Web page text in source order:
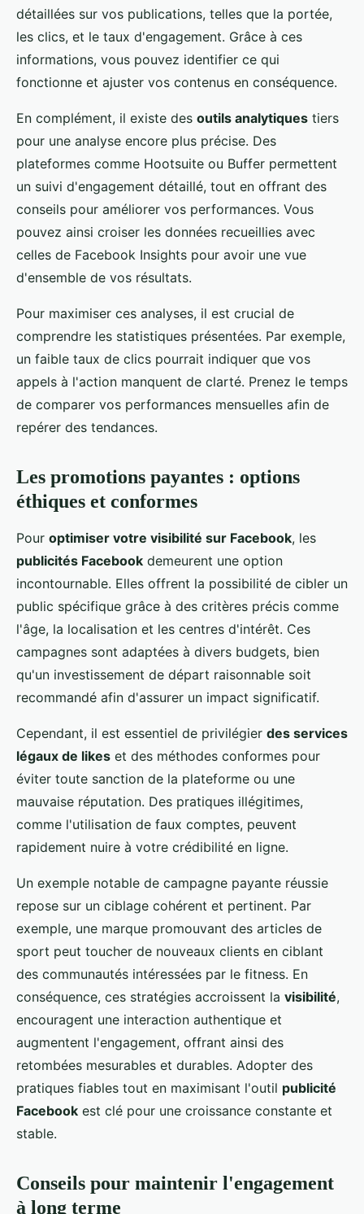
détaillées sur vos publications, telles que la portée,
les clics, et le taux d'engagement. Grâce à ces
informations, vous pouvez identifier ce qui
fonctionne et ajuster vos contenus en conséquence.
En complément, il existe des outils analytiques tiers
pour une analyse encore plus précise. Des
plateformes comme Hootsuite ou Buffer permettent
un suivi d'engagement détaillé, tout en offrant des
conseils pour améliorer vos performances. Vous
pouvez ainsi croiser les données recueillies avec
celles de Facebook Insights pour avoir une vue
d'ensemble de vos résultats.
Pour maximiser ces analyses, il est crucial de
comprendre les statistiques présentées. Par exemple,
un faible taux de clics pourrait indiquer que vos
appels à l'action manquent de clarté. Prenez le temps
de comparer vos performances mensuelles afin de
repérer des tendances.
Les promotions payantes : options
éthiques et conformes
Pour optimiser votre visibilité sur Facebook, les
publicités Facebook demeurent une option
incontournable. Elles offrent la possibilité de cibler un
public spécifique grâce à des critères précis comme
l'âge, la localisation et les centres d'intérêt. Ces
campagnes sont adaptées à divers budgets, bien
qu'un investissement de départ raisonnable soit
recommandé afin d'assurer un impact significatif.
Cependant, il est essentiel de privilégier des services
légaux de likes et des méthodes conformes pour
éviter toute sanction de la plateforme ou une
mauvaise réputation. Des pratiques illégitimes,
comme l'utilisation de faux comptes, peuvent
rapidement nuire à votre crédibilité en ligne.
Un exemple notable de campagne payante réussie
repose sur un ciblage cohérent et pertinent. Par
exemple, une marque promouvant des articles de
sport peut toucher de nouveaux clients en ciblant
des communautés intéressées par le fitness. En
conséquence, ces stratégies accroissent la visibilité,
encouragent une interaction authentique et
augmentent l'engagement, offrant ainsi des
retombées mesurables et durables. Adopter des
pratiques fiables tout en maximisant l'outil publicité
Facebook est clé pour une croissance constante et
stable.
Conseils pour maintenir l'engagement
à long terme